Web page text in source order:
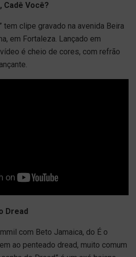
Cadê Você?
tem clipe gravado na avenida Beira
em Fortaleza. Lançado em
é cheio de cores, com refrão
Dread
com Beto Jamaica, do É o
ao penteado dread, muito comum